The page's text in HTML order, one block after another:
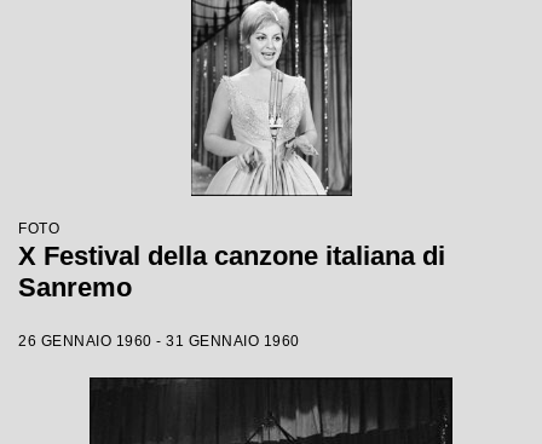
FOTO
X Festival della canzone italiana di
Sanremo
26 GENNAIO 1960 - 31 GENNAIO 1960